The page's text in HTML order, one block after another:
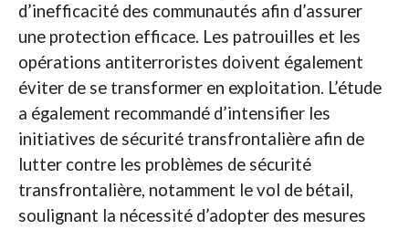
d’inefficacité des communautés afin d’assurer
une protection efficace. Les patrouilles et les
opérations antiterroristes doivent également
éviter de se transformer en exploitation. L’étude
a également recommandé d’intensifier les
initiatives de sécurité transfrontalière afin de
lutter contre les problèmes de sécurité
transfrontalière, notamment le vol de bétail,
soulignant la nécessité d’adopter des mesures